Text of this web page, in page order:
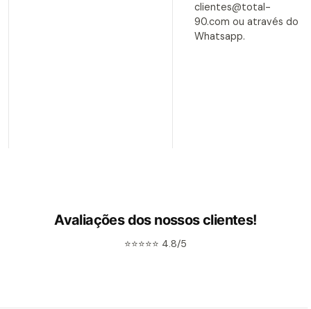
clientes@total-
90.com ou através do
Whatsapp.
Avaliações dos nossos clientes!
⭐⭐⭐⭐⭐ 4.8/5